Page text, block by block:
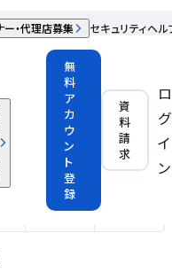
ー・代理店募集 セキュリティヘル
無
料
ア
カ
ウ
ン
ト
登
録
資
料
請
求
ロ
グ
イ
ン
携プ
ラン
特別
プラ